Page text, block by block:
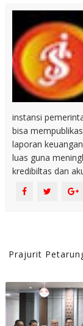
instansi
bisa
laporan
luas guna
kredibiltas dan
Prajurit